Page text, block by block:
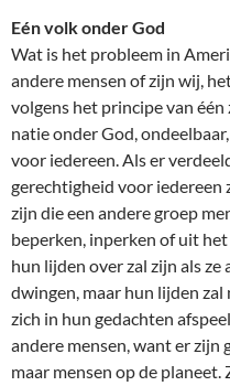
Eén volk onder God
Wat is het probleem in
andere mensen of zijn wij,
volgens het principe van één
natie onder God,
voor iedereen. Als er
gerechtigheid voor iedereen
zijn die een andere groep
beperken, inperken of uit
hun lijden over zal zijn als ze
dwingen, maar hun lijden
zich in hun gedachten
andere mensen, want er zijn
maar mensen op de planeet.